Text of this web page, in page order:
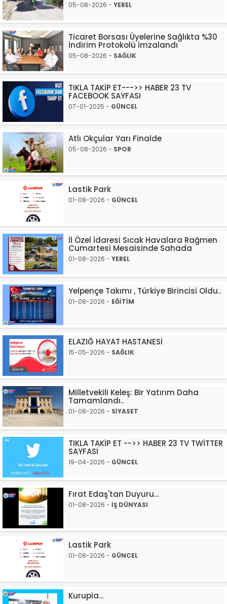
05-08-2026 - YEREL
Ticaret Borsası Üyelerine Sağlıkta %30
İndirim Protokolü İmzalandı
05-08-2026 - SAĞLIK
TIKLA TAKİP ET--->> HABER 23 TV
FACEBOOK SAYFASI
07-01-2025 - GÜNCEL
Atlı Okçular Yarı Finalde
05-08-2026 - SPOR
Lastik Park
01-08-2026 - GÜNCEL
İl Özel İdaresi Sıcak Havalara Rağmen
Cumartesi Mesaisinde Sahada
01-08-2026 - YEREL
Yelpençe Takımı , Türkiye Birincisi Oldu..
01-08-2026 - EĞİTİM
ELAZIĞ HAYAT HASTANESİ
15-05-2026 - SAĞLIK
Milletvekili Keleş: Bir Yatırım Daha
Tamamlandı..
01-08-2026 - SİYASET
TIKLA TAKİP ET -->> HABER 23 TV TWİTTER
SAYFASI
19-04-2026 - GÜNCEL
Fırat Edaş'tan Duyuru...
01-08-2026 - İŞ DÜNYASI
Lastik Park
01-08-2026 - GÜNCEL
Kurupia...